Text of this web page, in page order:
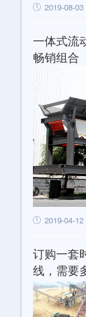
2019-08-03
一体式流
畅销组合
2019-04-12
订购一套
线，需要